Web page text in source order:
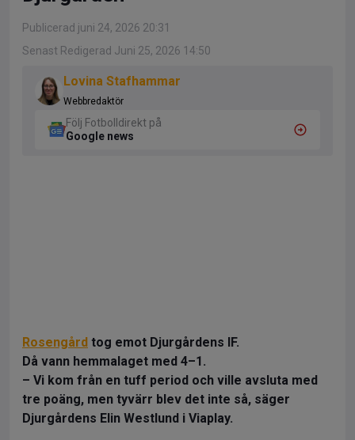
Publicerad juni 24, 2026 20:31
Senast Redigerad Juni 25, 2026 14:50
Lovina Stafhammar
Webbredaktör
Följ Fotbolldirekt på
Google news
Rosengård tog emot Djurgårdens IF.
Då vann hemmalaget med 4–1.
– Vi kom från en tuff period och ville avsluta med
tre poäng, men tyvärr blev det inte så, säger
Djurgårdens Elin Westlund i Viaplay.